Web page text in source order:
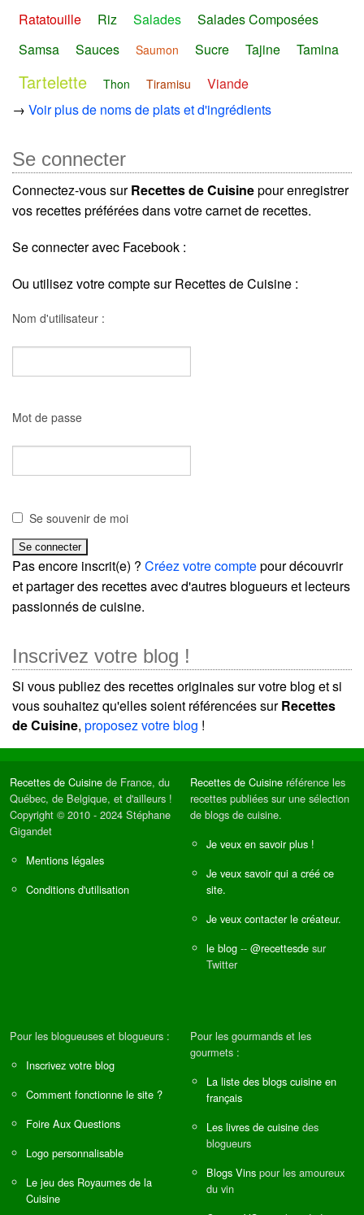
Ratatouille
Riz Salades
Salades Composées
Samsa
Sauces Saumon Sucre Tajine Tamina
Tartelette Thon Tiramisu
Viande
→ Voir plus de noms de plats et d'ingrédients
Se connecter
Connectez-vous surRecettes de Cuisinepour enregistrer
vos recettes préférées dans votre carnet de recettes.
Se connecter avec Facebook :
Ou utilisez votre compte sur Recettes de Cuisine :
Nom d'utilisateur :
Mot de passe
Se souvenir de moi
Pas encore inscrit(e) ? Créez votre comptepour découvrir
et partager des recettes avec d'autres blogueurs et lecteurs
passionnés de cuisine.
Inscrivez votre blog !
Si vous publiez des recettes originales sur votre blog et si
vous souhaitez qu'elles soient référencées surRecettes
de Cuisine, proposez votre blog !
Recettes de Cuisine de France, du
Québec, de Belgique, et d'ailleurs !
Copyright © 2010 - 2024 Stéphane
Gigandet
Mentions légales
Conditions d'utilisation
Recettes de Cuisine référence les
recettes publiées sur une sélection
de blogs de cuisine.
Je veux en savoir plus !
Je veux savoir qui a créé ce
site.
Je veux contacter le créateur.
le blog -- @recettesde sur
Twitter
Pour les blogueuses et blogueurs :
Inscrivez votre blog
Comment fonctionne le site ?
Foire Aux Questions
Logo personnalisable
Le jeu des Royaumes de la
Cuisine
Pour les gourmands et les
gourmets :
La liste des blogs cuisine en
français
Les livres de cuisine des
blogueurs
Blogs Vins pour les amoureux
du vin